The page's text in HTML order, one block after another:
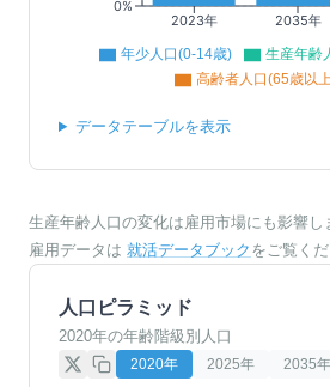
2023年 2035年
0%
年少人口(0-14歳)
生産年齢
高齢者人口(65歳以
データテーブルを表示
生産年齢人口の変化は雇用市場にも影響し
雇用データは 就活データブック をご覧くだ
人口ピラミッド
2020年の年齢階級別人口
2020年 2025年 2035年